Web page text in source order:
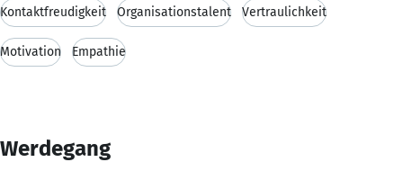
Kontaktfreudigkeit Organisationstalent Vertraulichkeit
Motivation Empathie
Werdegang